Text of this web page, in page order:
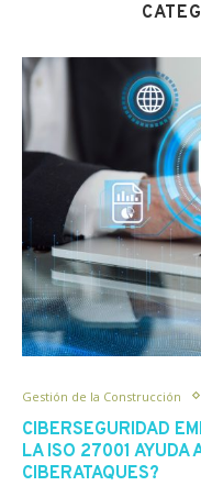
Gestión de la Construcción
CIBERSEGURIDAD
LA ISO 27001 AYUDA
CIBERATAQUES?